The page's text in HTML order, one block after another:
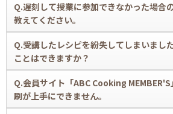
だくか、ご予約当日の授業前に受付へお申
お願いいたします。なお、授業をキャンセル
ウントされておりませんのでご安心ください
詳細はこちら
A.
遅刻は他の会員さまのご迷惑となりますの
越しください。また 10 分以上の遅刻は、い
Q.遅刻して授業に参加できなかった場合
教えてください。
A.
全コースとも、1 度予約完了した遅刻を含む
ンセル料 1,000 円（税込）がかかります。
Q.受講したレシピを紛失してしまいまし
ことはできますか？
A.
レシピを紛失された場合、メンバーズサイト
にてご覧いただくことが可能です。
Q.会員サイト「ABC Cooking
刷が上手にできません。